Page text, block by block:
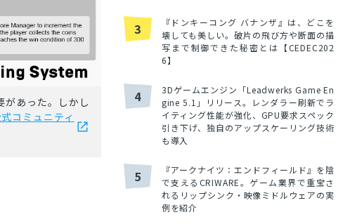
あった。しかし
コミュニティ
3
『ドンキーコング バナンザ』は、どこを
壊しても美しい。破片の飛び方や断面の描
写まで制御できた秘密とは【CEDEC202
6】
4
3Dゲームエンジン「Leadwerks Game En
gine 5.1」リリース。レンダラー刷新でラ
イティング性能が強化、GPU要求スペック
引き下げ、独自のアップスケーリング技術
も導入
5
『アークナイツ：エンドフィールド』を陰
で支えるCRIWARE。ゲーム業界で重宝さ
れるリップシンク・映像ミドルウェアの実
例を紹介